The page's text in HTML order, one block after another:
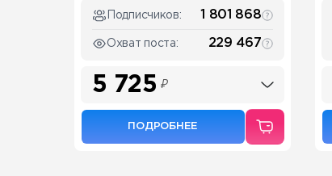
Подписчиков: 1 801 868
Охват поста: 229 467
5 725 ₽
ПОДРОБНЕЕ